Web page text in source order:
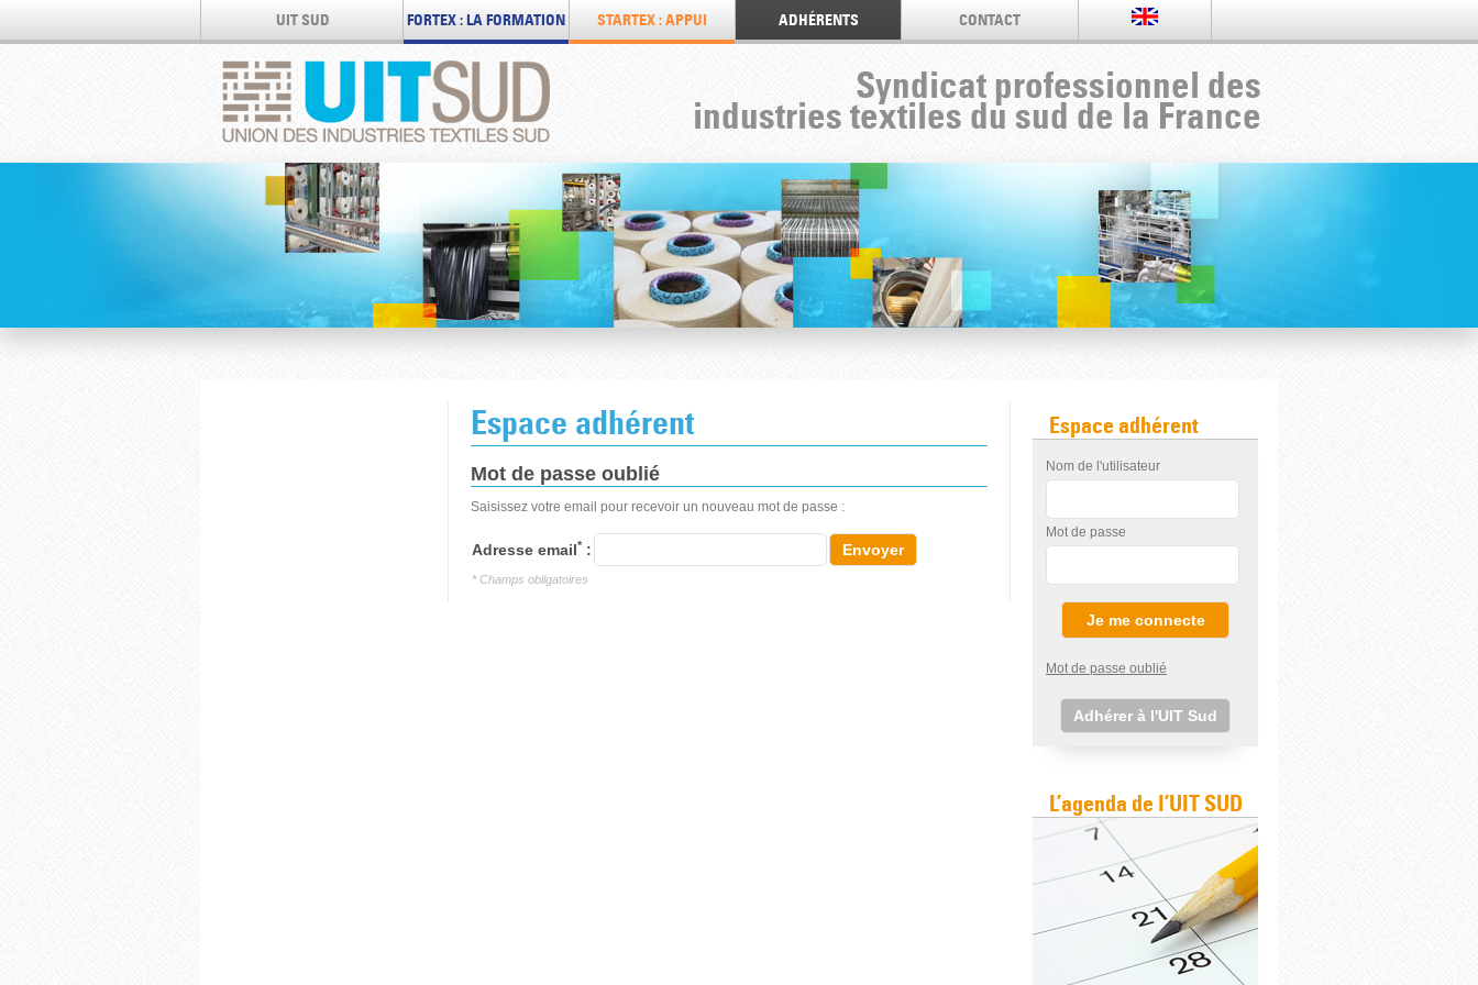
Syndicat professionnel des
industries textiles du sud de la France
UIT SUD FORTEX : LA FORMATION STARTEX : APPUI ADHÉRENTS CONTACT
Espace adhérent
Mot de passe oublié
Saisissez votre email pour recevoir un nouveau mot de passe :
Adresse email* :
* Champs obligatoires
Espace adhérent
Nom de l'utilisateur
Mot de passe
Mot de passe oublié
Adhérer à l'UIT Sud
L’agenda de l’UIT SUD